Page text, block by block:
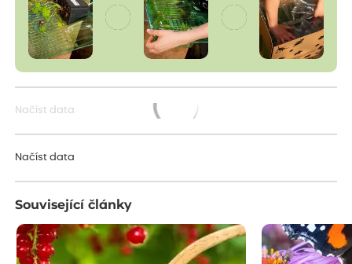
Načíst data
Načíst data
Související články